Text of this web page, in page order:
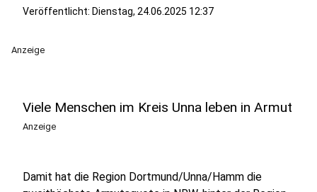
Veröffentlicht: Dienstag, 24.06.2025 12:37
Anzeige
Viele Menschen im Kreis Unna leben in Armut
Anzeige
Damit hat die Region Dortmund/Unna/Hamm die